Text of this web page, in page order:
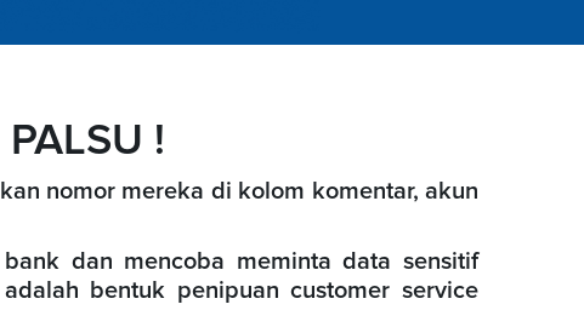
!
nomor mereka di kolom komentar, akun
dan mencoba meminta data sensitif
bentuk penipuan customer service